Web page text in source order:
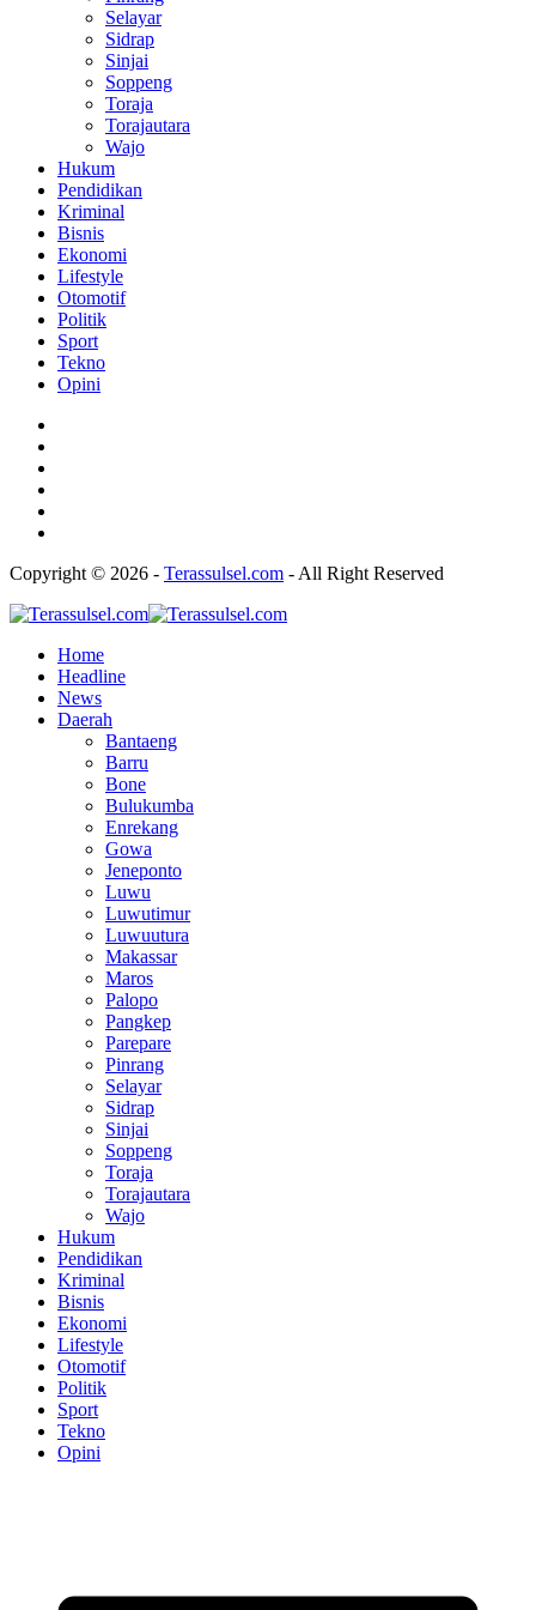
Selayar
Sidrap
Sinjai
Soppeng
Toraja
Torajautara
Wajo
Hukum
Pendidikan
Kriminal
Bisnis
Ekonomi
Lifestyle
Otomotif
Politik
Sport
Tekno
Opini
Copyright © 2026 - Terassulsel.com - All Right Reserved
Home
Headline
News
Daerah
Bantaeng
Barru
Bone
Bulukumba
Enrekang
Gowa
Jeneponto
Luwu
Luwutimur
Luwuutura
Makassar
Maros
Palopo
Pangkep
Parepare
Pinrang
Selayar
Sidrap
Sinjai
Soppeng
Toraja
Torajautara
Wajo
Hukum
Pendidikan
Kriminal
Bisnis
Ekonomi
Lifestyle
Otomotif
Politik
Sport
Tekno
Opini